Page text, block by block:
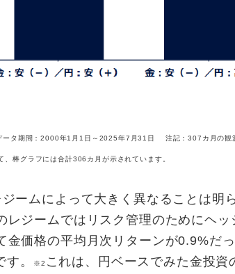
タ期間：2000年1月1日～2025年7月31日 注記：307カ月の観
棒グラフには合計306カ月が示されています。
ームによって大きく異なることは明
ジームではリスク管理のためにヘッ
価格の平均月次リターンが0.9%だ
。
※2 これは、円ベースでみた金投資